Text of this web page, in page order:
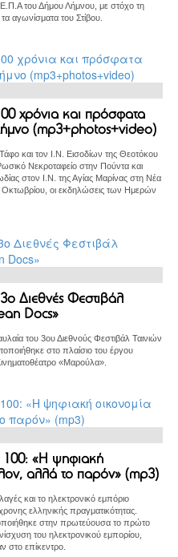
του Δήμου Λήμνου, με στόχο τη
αγωνίσματα του Στίβου.
χρόνια και πρόσφατα
(mp3+photos+video)
και τον Ι.Ν. Εισοδίων της Θεοτόκου
Νεκροταφείο στην Πούντα και
στον Ι.Ν. της Αγίας Μαρίνας στη Νέα
οι εκδηλώσεις των Ημερών
Διεθνές Φεστιβάλ
Docs»
του 3ου Διεθνούς Φεστιβάλ Ταινιών
στο πλαίσιο του έργου
«Μαρούλα».
100: «Η ψηφιακή
αλλά το παρόν» (mp3)
και το ηλεκτρονικό εμπόριο
ελληνικής πραγματικότητας.
στην πρωτεύουσα το πρώτο
του ηλεκτρονικού εμπορίου,
στο επίκεντρο.